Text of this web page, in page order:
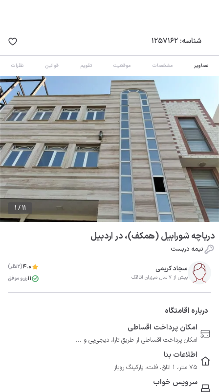
شناسه: 1257162
تصاویر مشخصات موقعیت تقویم قوانین نظرات
1 / 11
دریاچه شورابیل (همکف)، در اردبیل
نیمه دربست
سجاد کریمی
بیش از 7 سال میزبان اتاقک
4.0(2نظر)
11رزرو موفق
درباره اقامتگاه
امکان پرداخت اقساطی
امکان پرداخت اقساطی از طریق تارا، دیجی‌پی و ...
اطلاعات بنا
75 متر، 1 اتاق، فلت، پارکینگ روباز
سرویس خواب